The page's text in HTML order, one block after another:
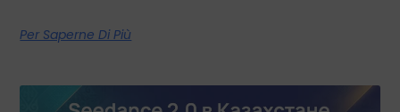
Per Saperne Di Più